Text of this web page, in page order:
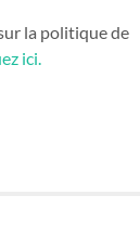
la politique de
ici.